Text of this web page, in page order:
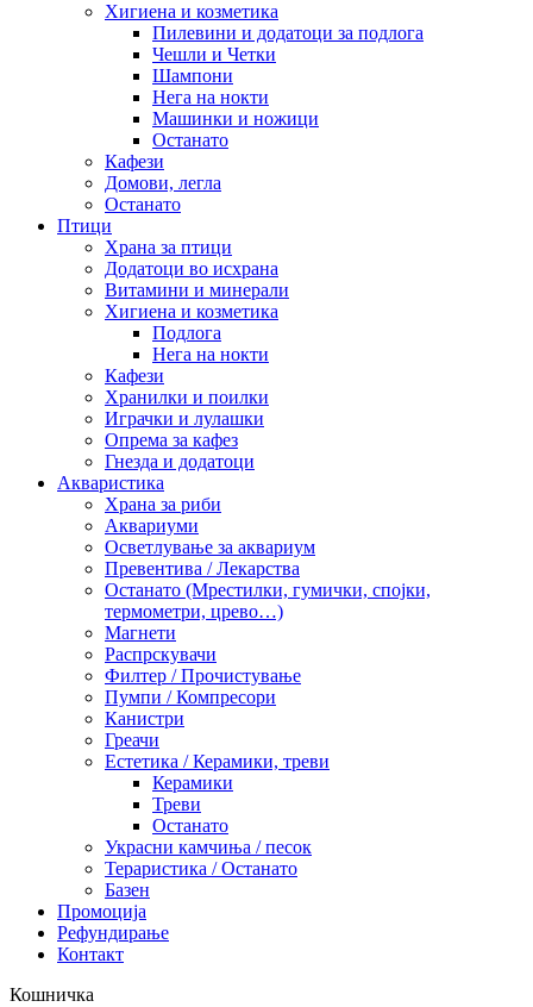
Хигиена и козметика
Пилевини и додатоци за подлога
Чешли и Четки
Шампони
Нега на нокти
Машинки и ножици
Останато
Кафези
Домови, легла
Останато
Птици
Храна за птици
Додатоци во исхрана
Витамини и минерали
Хигиена и козметика
Подлога
Нега на нокти
Кафези
Хранилки и поилки
Играчки и лулашки
Опрема за кафез
Гнезда и додатоци
Акваристика
Храна за риби
Аквариуми
Осветлување за аквариум
Превентива / Лекарства
Останато (Мрестилки, гумички, спојки,
термометри, црево…)
Магнети
Распрскувачи
Филтер / Прочистување
Пумпи / Компресори
Канистри
Греачи
Естетика / Керамики, треви
Керамики
Треви
Останато
Украсни камчиња / песок
Тераристика / Останато
Базен
Промоција
Рефундирање
Контакт
Кошничка